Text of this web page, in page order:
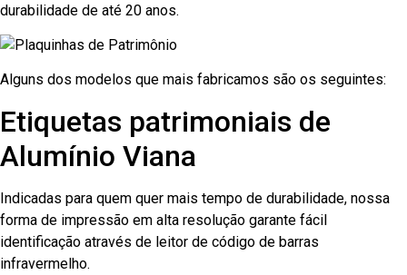
durabilidade de até 20 anos.
Alguns dos modelos que mais fabricamos são os seguintes:
Etiquetas patrimoniais de
Alumínio Viana
Indicadas para quem quer mais tempo de durabilidade, nossa
forma de impressão em alta resolução garante fácil
identificação através de leitor de código de barras
infravermelho.